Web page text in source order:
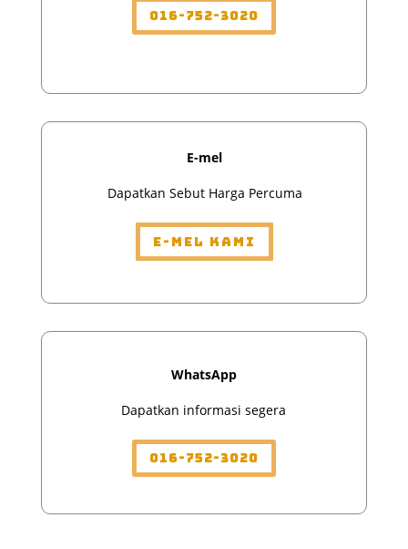
016-752-3020
E-mel
Dapatkan Sebut Harga Percuma
E-mel Kami
WhatsApp
Dapatkan informasi segera
016-752-3020